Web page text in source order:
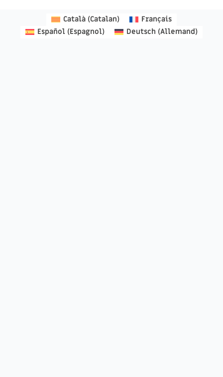
Català (Catalan)
Français
Español (Espagnol) Deutsch (Allemand)